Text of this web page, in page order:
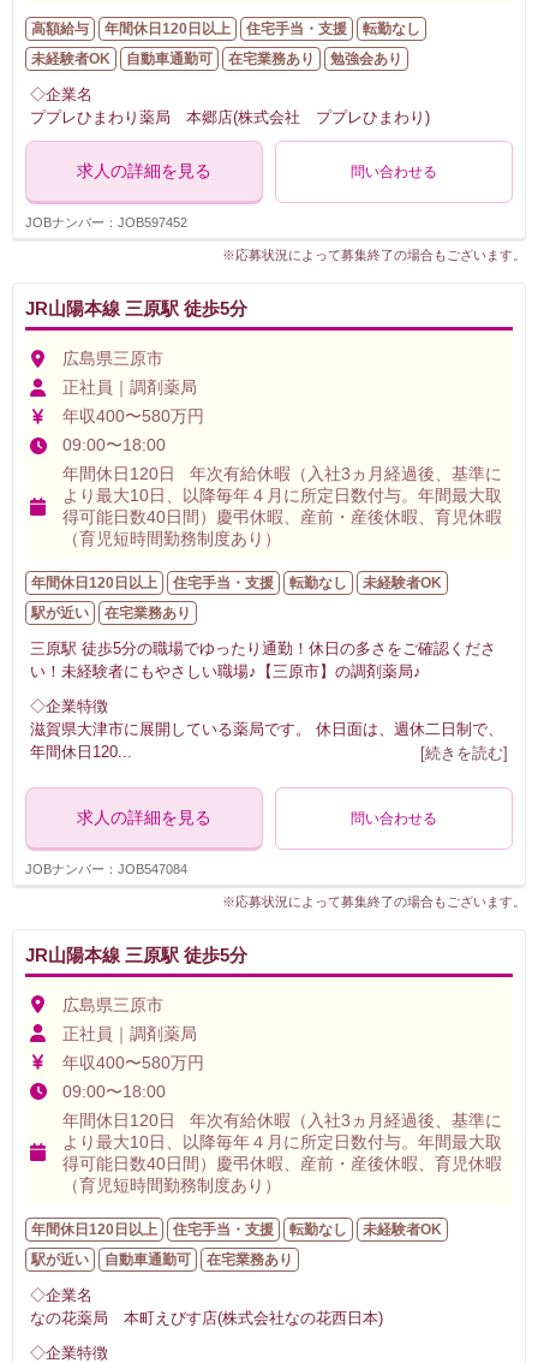
高額給与 年間休日120日以上 住宅手当・支援
転勤なし
未経験者OK
自動車通勤可 在宅業務あり 勉強会あり
◇企業名
ププレひまわり薬局 本郷店(株式会社 ププレひまわり)
求人の詳細を見る 問い合わせる
JOBナンバー：JOB597452
※応募状況によって募集終了の場合もございます。
JR山陽本線 三原駅 徒歩5分
広島県三原市
正社員｜調剤薬局
年収400〜580万円
09:00〜18:00
年間休日120日 年次有給休暇（入社3ヵ月経過後、基準に
より最大10日、以降毎年４月に所定日数付与。年間最大取
得可能日数40日間）慶弔休暇、産前・産後休暇、育児休暇
（育児短時間勤務制度あり）
年間休日120日以上 住宅手当・支援 転勤なし
未経験者OK
駅が近い
在宅業務あり
三原駅 徒歩5分の職場でゆったり通勤！休日の多さをご確認くださ
い！未経験者にもやさしい職場♪【三原市】の調剤薬局♪
◇企業特徴
滋賀県大津市に展開している薬局です。 休日面は、週休二日制で、
年間休日120... [続きを読む]
求人の詳細を見る 問い合わせる
JOBナンバー：JOB547084
※応募状況によって募集終了の場合もございます。
JR山陽本線 三原駅 徒歩5分
広島県三原市
正社員｜調剤薬局
年収400〜580万円
09:00〜18:00
年間休日120日 年次有給休暇（入社3ヵ月経過後、基準に
より最大10日、以降毎年４月に所定日数付与。年間最大取
得可能日数40日間）慶弔休暇、産前・産後休暇、育児休暇
（育児短時間勤務制度あり）
年間休日120日以上 住宅手当・支援 転勤なし
未経験者OK
駅が近い
自動車通勤可 在宅業務あり
◇企業名
なの花薬局 本町えびす店(株式会社なの花西日本)
◇企業特徴